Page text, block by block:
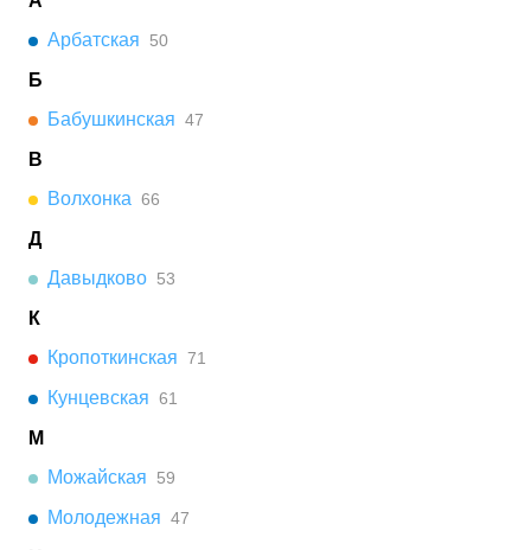
Квартира находится на 2 этаже 6 этажного
монолитного дома. В квартире общей площадью
м². Квартира находится в строящемся доме ЖК
Levenson. Срок сдачи корпуса – III квартал 2027 г.
Арбатская
50
Б
Бабушкинская 47
В
Волхонка 66
Д
Давыдково 53
К
Кропоткинская 71
Кунцевская 61
М
Можайская
59
Молодежная 47